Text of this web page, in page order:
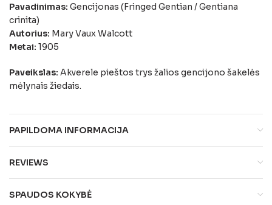
Pavadinimas: Gencijonas (Fringed Gentian / Gentiana
crinita)
Autorius: Mary Vaux Walcott
Metai: 1905
Paveikslas: Akverele pieštos trys žalios gencijono šakelės
mėlynais žiedais.
PAPILDOMA INFORMACIJA
REVIEWS
SPAUDOS KOKYBĖ